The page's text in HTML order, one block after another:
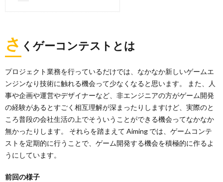
さ くゲーコンテストとは
プロジェクト業務を行っているだけでは、なかなか新しいゲームエ
ンジンなり技術に触れる機会って少なくなると思います。 また、人
事や企画や運営やデザイナーなど、非エンジニアの方がゲーム開発
の経験があるとすごく相互理解が深まったりしますけど、実際のと
ころ普段の会社生活の上でそういうことができる機会ってなかなか
無かったりします。 それらを踏まえて Aiming では、ゲームコンテ
ストを定期的に行うことで、ゲーム開発する機会を積極的に作るよ
うにしています。
前回の様子